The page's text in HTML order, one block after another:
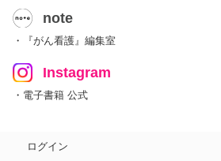
note
・『がん看護』編集室
Instagram
・電子書籍 公式
ログイン